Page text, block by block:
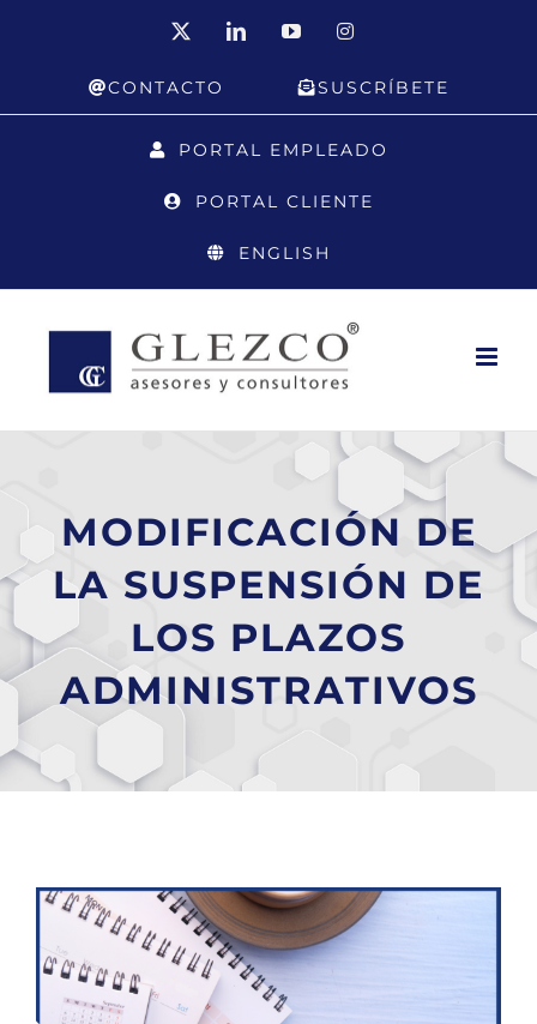
LinkedInYouTubeInstagram
CONTACTO SUSCRÍBETE
PORTAL EMPLEADO
PORTAL CLIENTE
ENGLISH
MODIFICACIÓN DE
LA SUSPENSIÓN DE
LOS PLAZOS
ADMINISTRATIVOS
Ver
imagen
más